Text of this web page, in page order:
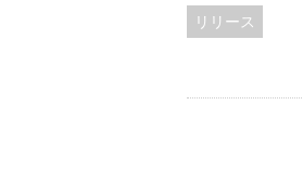
お知らせ
リリース